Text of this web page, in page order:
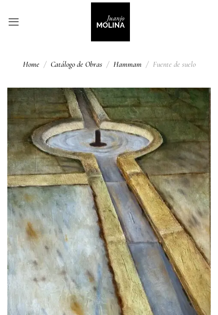
Home Catálogo de Obras Hammam Fuente de suelo